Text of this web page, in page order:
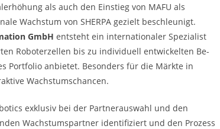
als auch den Einstieg von MAFU als
Wachstum von SHERPA gezielt beschleunigt.
GmbH entsteht ein internationaler Spezialist
Roboterzellen bis zu individuell entwickelten Be-
Portfolio anbietet. Besonders für die Märkte in
Wachstumschancen.
exklusiv bei der Partnerauswahl und den
Wachstumspartner identifiziert und den Prozess